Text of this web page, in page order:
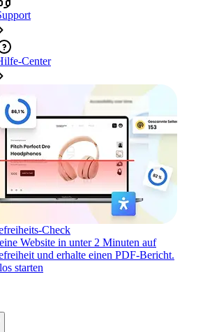
Center
Check
Website in unter 2 Minuten auf
und erhalte einen PDF-Bericht.
starten